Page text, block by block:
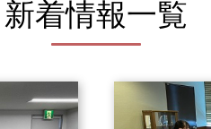
新着情報一覧